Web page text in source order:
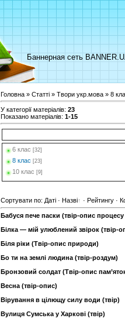
Баннерная сеть
Головна » Статті » Твори укр.мова » 8
У категорії матеріалів: 23
Показано матеріалів: 1-15
6 клас [32]
8 клас [23]
10 клас [9]
Сортувати по: Даті · Назві · Рейтингу ·
Бабуся пече паски (твір-опис процесу
Білка — мій улюблений звірок (твір-
Біля ріки (Твір-опис природи)
Бо ти на землі людина (твір-роздум)
Бронзовий солдат (Твір-опис пам’яток
Весна (твір-опис)
Вірування в цілющу силу води (твір)
Вулиця Сумська у Харкові (твір)